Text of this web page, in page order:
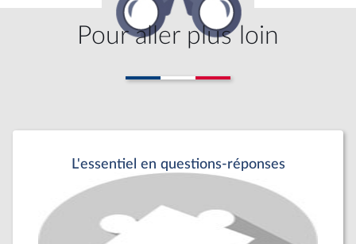
Pour aller plus loin
L'essentiel en questions-réponses